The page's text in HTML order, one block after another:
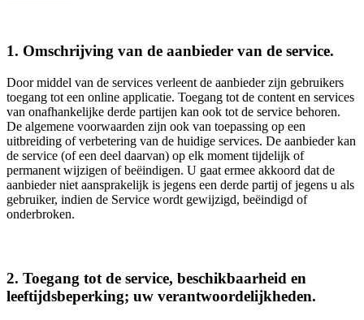
1. Omschrijving van de aanbieder van de service.
Door middel van de services verleent de aanbieder zijn gebruikers
toegang tot een online applicatie. Toegang tot de content en services
van onafhankelijke derde partijen kan ook tot de service behoren.
De algemene voorwaarden zijn ook van toepassing op een
uitbreiding of verbetering van de huidige services. De aanbieder kan
de service (of een deel daarvan) op elk moment tijdelijk of
permanent wijzigen of beëindigen. U gaat ermee akkoord dat de
aanbieder niet aansprakelijk is jegens een derde partij of jegens u als
gebruiker, indien de Service wordt gewijzigd, beëindigd of
onderbroken.
2. Toegang tot de service, beschikbaarheid en
leeftijdsbeperking; uw verantwoordelijkheden.